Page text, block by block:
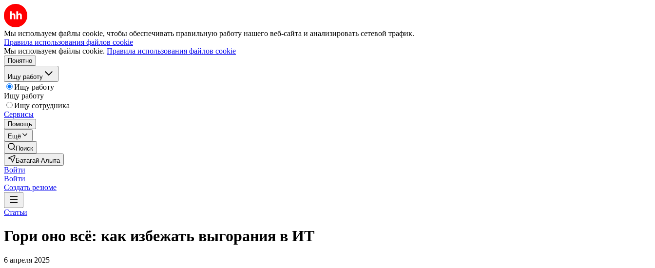
Мы используем файлы cookie, чтобы обеспечивать правильную работу нашего веб-сайта и анализировать сетевой трафик.
Правила использования файлов cookie
Мы используем файлы cookie. Правила использования файлов cookie
Понятно
Ищу работу
Ищу работу
Ищу работу
Ищу сотрудника
Сервисы
Помощь
Ещё
Поиск
Батагай-Алыта
Войти
Войти
Создать резюме
Статьи
Гори оно всё: как избежать выгорания в ИТ
6 апреля 2025